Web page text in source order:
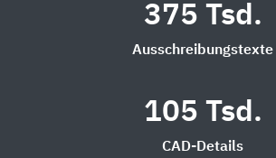
375 Tsd.
Ausschreibungstexte
105 Tsd.
CAD-Details